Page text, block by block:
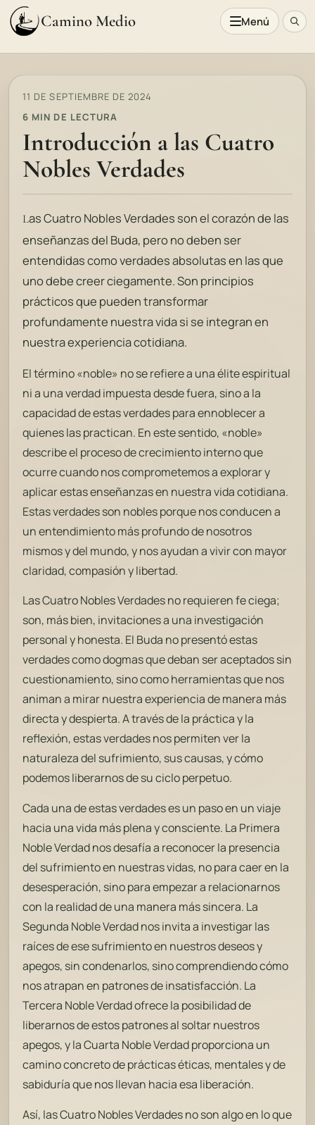
Camino Medio Menú
11 DE SEPTIEMBRE DE 2024
6 MIN DE LECTURA
Introducción a las Cuatro
Nobles Verdades
Las Cuatro Nobles Verdades son el corazón de las
enseñanzas del Buda, pero no deben ser
entendidas como verdades absolutas en las que
uno debe creer ciegamente. Son principios
prácticos que pueden transformar
profundamente nuestra vida si se integran en
nuestra experiencia cotidiana.
El término «noble» no se refiere a una élite espiritual
ni a una verdad impuesta desde fuera, sino a la
capacidad de estas verdades para ennoblecer a
quienes las practican. En este sentido, «noble»
describe el proceso de crecimiento interno que
ocurre cuando nos comprometemos a explorar y
aplicar estas enseñanzas en nuestra vida cotidiana.
Estas verdades son nobles porque nos conducen a
un entendimiento más profundo de nosotros
mismos y del mundo, y nos ayudan a vivir con mayor
claridad, compasión y libertad.
Las Cuatro Nobles Verdades no requieren fe ciega;
son, más bien, invitaciones a una investigación
personal y honesta. El Buda no presentó estas
verdades como dogmas que deban ser aceptados sin
cuestionamiento, sino como herramientas que nos
animan a mirar nuestra experiencia de manera más
directa y despierta. A través de la práctica y la
reflexión, estas verdades nos permiten ver la
naturaleza del sufrimiento, sus causas, y cómo
podemos liberarnos de su ciclo perpetuo.
Cada una de estas verdades es un paso en un viaje
hacia una vida más plena y consciente. La Primera
Noble Verdad nos desafía a reconocer la presencia
del sufrimiento en nuestras vidas, no para caer en la
desesperación, sino para empezar a relacionarnos
con la realidad de una manera más sincera. La
Segunda Noble Verdad nos invita a investigar las
raíces de ese sufrimiento en nuestros deseos y
apegos, sin condenarlos, sino comprendiendo cómo
nos atrapan en patrones de insatisfacción. La
Tercera Noble Verdad ofrece la posibilidad de
liberarnos de estos patrones al soltar nuestros
apegos, y la Cuarta Noble Verdad proporciona un
camino concreto de prácticas éticas, mentales y de
sabiduría que nos llevan hacia esa liberación.
Así, las Cuatro Nobles Verdades no son algo en lo que